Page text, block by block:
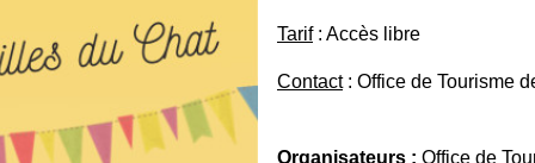
Tarif: Accès libre
Contact: Office de Tourisme
Organisateurs : Office de